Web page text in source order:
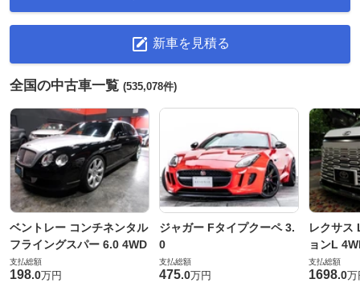
新車を見積る
全国の中古車一覧 (535,078件)
ベントレー コンチネンタル
フライングスパー 6.0 4WD
支払総額
198.0万円
ジャガー Fタイプクーペ 3.
0
支払総額
475.0万円
レクサス
ョンL
支払総額
1698.0万